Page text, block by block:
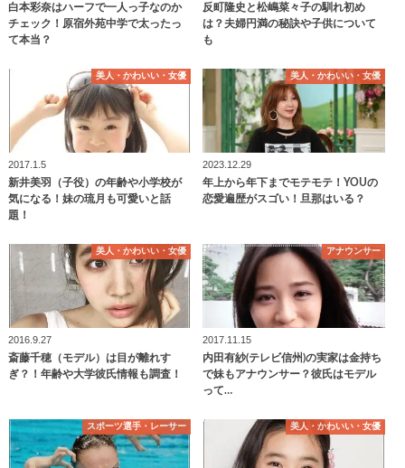
白本彩奈はハーフで一人っ子なのか
チェック！原宿外苑中学で太ったっ
て本当？
反町隆史と松嶋菜々子の馴れ初め
は？夫婦円満の秘訣や子供について
も
美人・かわいい・女優
2017.1.5
新井美羽（子役）の年齢や小学校が
気になる！妹の琉月も可愛いと話
題！
美人・かわいい・女優
2023.12.29
年上から年下までモテモテ！YOUの
恋愛遍歴がスゴい！旦那はいる？
美人・かわいい・女優
2016.9.27
斎藤千穂（モデル）は目が離れす
ぎ？！年齢や大学彼氏情報も調査！
アナウンサー
2017.11.15
内田有紗(テレビ信州)の実家は金持ち
で妹もアナウンサー？彼氏はモデル
って…
スポーツ選手・レーサー 美人・かわいい・女優